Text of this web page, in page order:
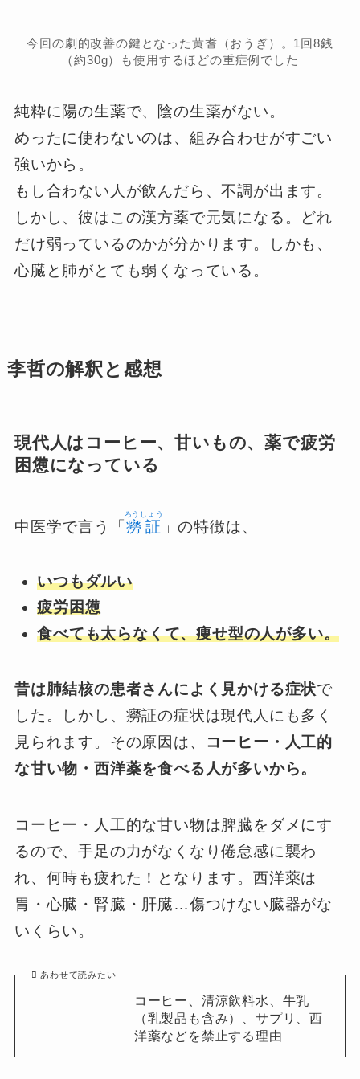
今回の劇的改善の鍵となった黄耆（おうぎ）。1回8銭
（約30g）も使用するほどの重症例でした
純粋に陽の生薬で、陰の生薬がない。
めったに使わないのは、組み合わせがすごい
強いから。
もし合わない人が飲んだら、不調が出ます。
しかし、彼はこの漢方薬で元気になる。どれ
だけ弱っているのかが分かります。しかも、
心臓と肺がとても弱くなっている。
李哲の解釈と感想
現代人はコーヒー、甘いもの、薬で疲労
困憊になっている
中医学で言う「 癆証
ろうしょう
」の特徴は、
いつもダルい
疲労困憊
食べても太らなくて、痩せ型の人が多い。
昔は肺結核の患者さんによく見かける症状で
した。しかし、癆証の症状は現代人にも多く
見られます。その原因は、
コーヒー・人工的
な甘い物・西洋薬を食べる人が多いから。
コーヒー・人工的な甘い物は脾臓をダメにす
るので、手足の力がなくなり倦怠感に襲わ
れ、何時も疲れた！となります。西洋薬は
胃・心臓・腎臓・肝臓…傷つけない臓器がな
いくらい。
あわせて読みたい
コーヒー、清涼飲料水、牛乳
（乳製品も含み）、サプリ、西
洋薬などを禁止する理由